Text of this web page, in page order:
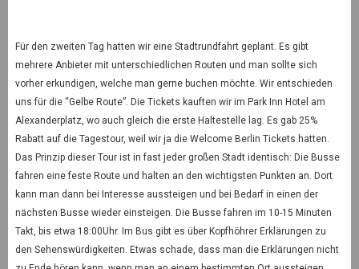
Für den zweiten Tag hatten wir eine Stadtrundfahrt geplant. Es gibt
mehrere Anbieter mit unterschiedlichen Routen und man sollte sich
vorher erkundigen, welche man gerne buchen möchte. Wir entschieden
uns für die “Gelbe Route”. Die Tickets kauften wir im Park Inn Hotel am
Alexanderplatz, wo auch gleich die erste Haltestelle lag. Es gab 25%
Rabatt auf die Tagestour, weil wir ja die Welcome Berlin Tickets hatten.
Das Prinzip dieser Tour ist in fast jeder großen Stadt identisch: Die Busse
fahren eine feste Route und halten an den wichtigsten Punkten an. Dort
kann man dann bei Interesse aussteigen und bei Bedarf in einen der
nächsten Busse wieder einsteigen. Die Busse fahren im 10-15 Minuten
Takt, bis etwa 18:00Uhr. Im Bus gibt es über Kopfhöhrer Erklärungen zu
den Sehenswürdigkeiten. Etwas schade, dass man die Erklärungen nicht